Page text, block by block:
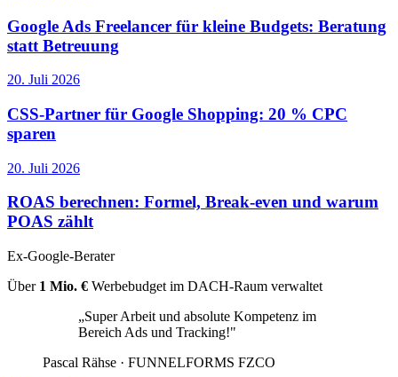
Google Ads Freelancer für kleine Budgets: Beratung
statt Betreuung
20. Juli 2026
CSS-Partner für Google Shopping: 20 % CPC
sparen
20. Juli 2026
ROAS berechnen: Formel, Break-even und warum
POAS zählt
Ex-Google-Berater
Über 1 Mio. € Werbebudget im DACH-Raum verwaltet
„Super Arbeit und absolute Kompetenz im
Bereich Ads und Tracking!"
Pascal Rähse · FUNNELFORMS FZCO